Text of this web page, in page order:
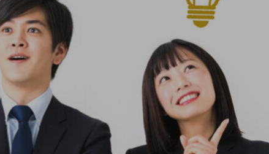
対策
ト広
を実
す？G
サイト内検索ページはブロッ
ク必要？Google最新見解
3%へ
アクセス
Access